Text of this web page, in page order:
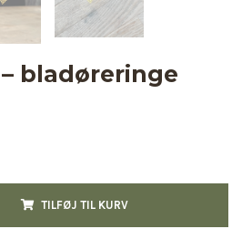
bladøreringe
TILFØJ TIL KURV